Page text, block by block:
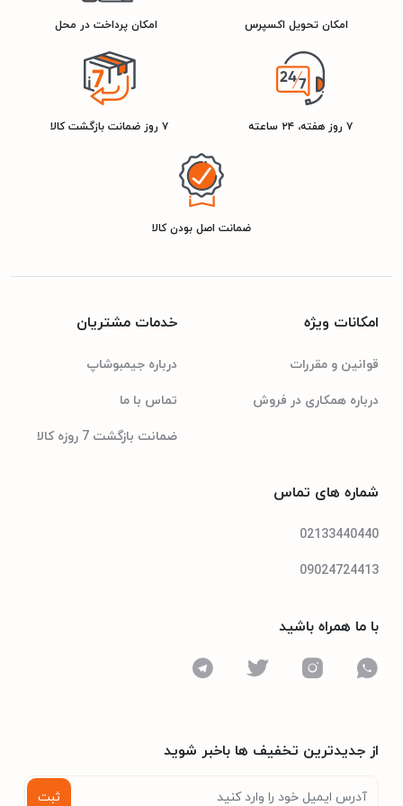
مشخصات فنی تلویزیون
فرمت و کدک صوتی SBC / AAC / aptX / LDAC
امکان تحویل اکسپرس امکان پرداخت در محل
۷ روز هفته، ۲۴ ساعته ۷ روز ضمانت بازگشت کالا
ضمانت اصل بودن کالا
امکانات ویژه
قوانین و مقررات
درباره همکاری در فروش
خدمات مشتریان
درباره جیمبوشاپ
تماس با ما
ضمانت بازگشت 7 روزه کالا
شماره های تماس
02133440440
09024724413
با ما همراه باشید
از جدیدترین تخفیف ها باخبر شوید
ثبت